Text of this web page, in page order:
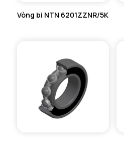
Vòng bi NTN 6201ZZNR/5K